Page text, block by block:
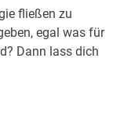
fließen zu
egal was für
Dann lass dich